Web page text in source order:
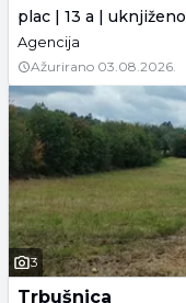
plac | 13 a | uknjiženo
Agencija
Ažurirano 03.08.2026.
3
Trbušnica